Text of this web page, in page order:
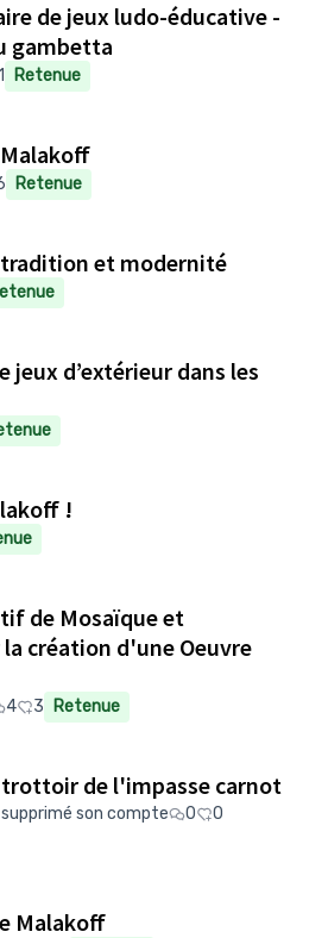
de jeux ludo-éducative -
gambetta
Retenue
Retenue
et modernité
jeux d’extérieur dans les
!
et
d'une Oeuvre
4 3 Retenue
de l'impasse carnot
son compte 0
0
Malakoff